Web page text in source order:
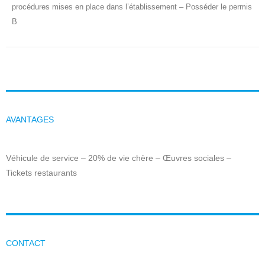
procédures mises en place dans l’établissement – Posséder le permis
B
AVANTAGES
Véhicule de service – 20% de vie chère – Œuvres sociales –
Tickets restaurants
CONTACT